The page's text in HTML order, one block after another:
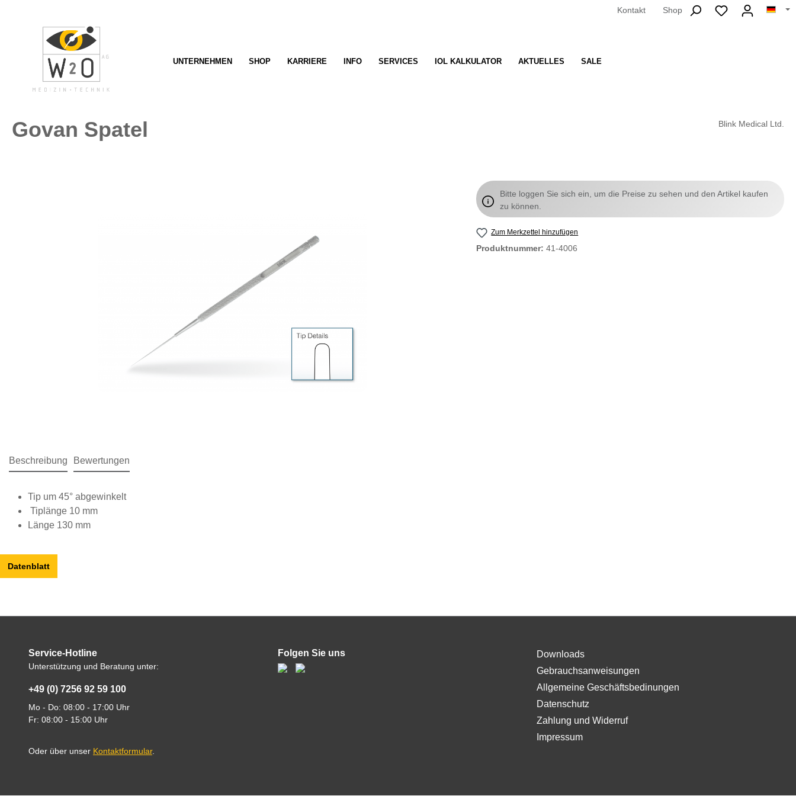
Kontakt Shop
UNTERNEHMEN SHOP KARRIERE INFO SERVICES IOL KALKULATOR AKTUELLES SALE
Govan Spatel Blink Medical Ltd.
Bitte loggen Sie sich ein, um die Preise zu sehen und den Artikel kaufen
zu können.
Zum Merkzettel hinzufügen
Produktnummer: 41-4006
Beschreibung Bewertungen
Tip um 45° abgewinkelt
Tiplänge 10 mm
Länge 130 mm
Datenblatt
Service-Hotline
Unterstützung und Beratung unter:
+49 (0) 7256 92 59 100
Mo - Do: 08:00 - 17:00 Uhr
Fr: 08:00 - 15:00 Uhr
Oder über unser Kontaktformular.
Folgen Sie uns
Downloads
Gebrauchsanweisungen
Allgemeine Geschäftsbedinungen
Datenschutz
Zahlung und Widerruf
Impressum